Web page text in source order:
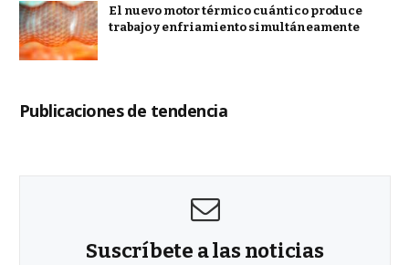
El nuevo motor térmico cuántico produce
trabajo y enfriamiento simultáneamente
Publicaciones de tendencia
Suscríbete a las noticias